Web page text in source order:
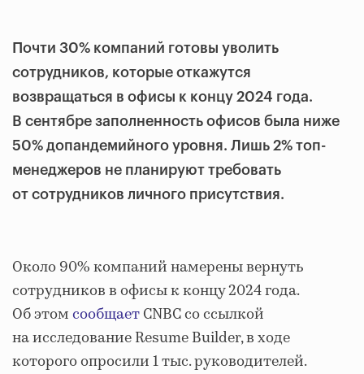
Почти 30% компаний готовы уволить
сотрудников, которые откажутся
возвращаться в офисы к концу 2024 года.
В сентябре заполненность офисов была ниже
50% допандемийного уровня. Лишь 2% топ-
менеджеров не планируют требовать
от сотрудников личного присутствия.
Около 90% компаний намерены вернуть
сотрудников в офисы к концу 2024 года.
Об этомсообщаетCNBC со ссылкой
на исследование Resume Builder, в ходе
которого опросили 1 тыс. руководителей.